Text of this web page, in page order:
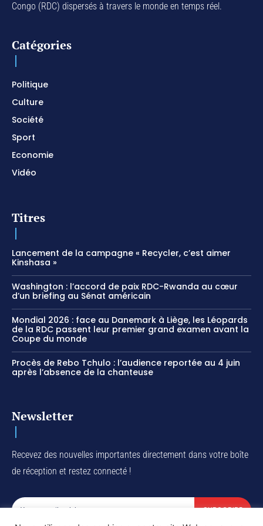
For Your Name Is Holy / Prophetic Worship
I SURRENDER / Soaking Worship Instrumental /
Congo (RDC) dispersés à travers le monde en temps réel.
Catégories
Politique
Culture
Société
Sport
Economie
Vidéo
Titres
Lancement de la campagne « Recycler, c’est aimer
Kinshasa »
Washington : l’accord de paix RDC-Rwanda au cœur
d’un briefing au Sénat américain
Mondial 2026 : face au Danemark à Liège, les Léopards
de la RDC passent leur premier grand examen avant la
Coupe du monde
Procès de Rebo Tchulo : l’audience reportée au 4 juin
après l’absence de la chanteuse
Newsletter
Recevez des nouvelles importantes directement dans votre boîte
de réception et restez connecté !
SUBSCRIBE